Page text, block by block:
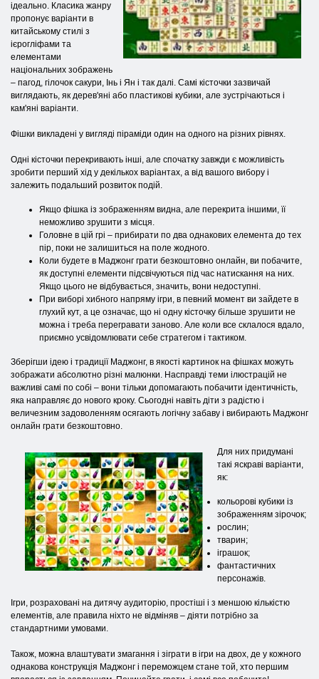
ідеально. Класика жанру
пропонує варіанти в
китайському стилі з
ієрогліфами та
елементами
національних зображень
– пагод, гілочок сакури, Інь і Ян і так далі. Самі кісточки зазвичай
виглядають, як дерев'яні або пластикові кубики, але зустрічаються і
кам'яні варіанти.
Фішки викладені у вигляді піраміди один на одного на різних рівнях.
Одні кісточки перекривають інші, але спочатку завжди є можливість
зробити перший хід у декількох варіантах, а від вашого вибору і
залежить подальший розвиток подій.
Якщо фішка із зображенням видна, але перекрита іншими, її
неможливо зрушити з місця.
Головне в цій грі – прибирати по два однакових елемента до теx
пір, поки не залишиться на поле жодного.
Коли будете в Маджонг грати безкоштовно онлайн, ви побачите,
як доступні елементи підсвічуються під час натискання на них.
Якщо цього не відбувається, значить, вони недоступні.
При виборі хибного напряму ігри, в певний момент ви зайдете в
глухий кут, а це означає, що ні одну кісточку більше зрушити не
можна і треба перегравати заново. Але коли все склалося вдало,
приємно усвідомлювати себе стратегом і тактиком.
Зберігши ідею і традиції Маджонг, в якості картинок на фішках можуть
зображати абсолютно різні малюнки. Насправді теми ілюстрацій не
важливі самі по собі – вони тільки допомагають побачити ідентичність,
яка направляє до нового кроку. Сьогодні навіть діти з радістю і
величезним задоволенням осягають логічну забаву і вибирають Маджонг
онлайн грати безкоштовно.
Для них придумані
такі яскраві варіанти,
як:
кольорові кубики із
зображенням зірочок;
рослин;
тварин;
іграшок;
фантастичних
персонажів.
Ігри, розраховані на дитячу аудиторію, простіші і з меншою кількістю
елементів, але правила ніхто не відміняв – діяти потрібно за
стандартними умовами.
Також, можна влаштувати змагання і зіграти в ігри на двох, де у кожного
однакова конструкція Маджонг і переможцем стане той, хто першим